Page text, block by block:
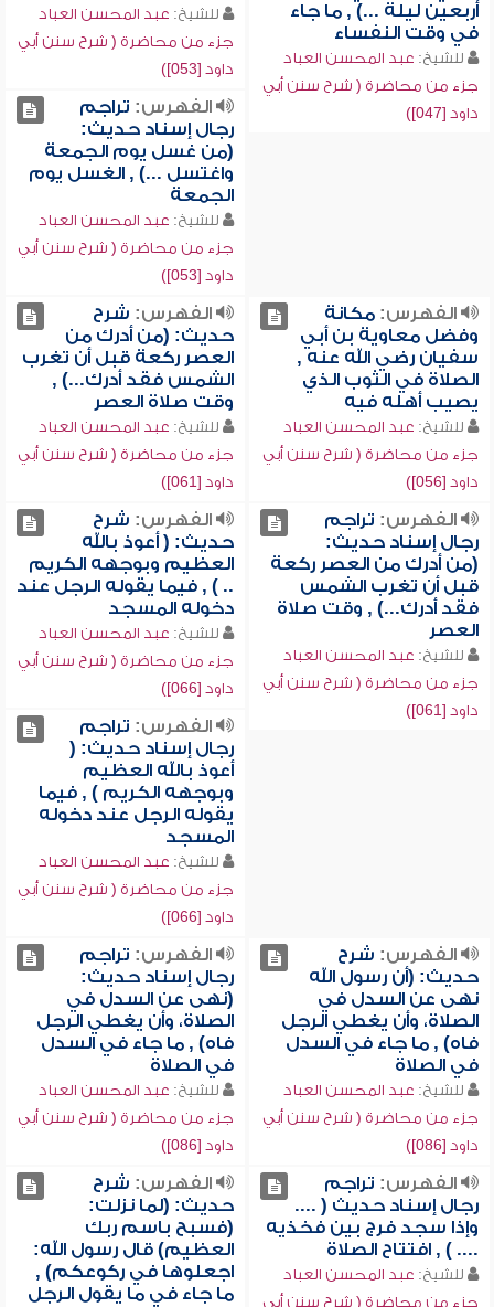
أربعين ليلة ...) , ما جاء
في وقت النفساء
للشيخ: عبد المحسن العباد
جزء من محاضرة ( شرح سنن أبي
داود [047])
للشيخ: عبد المحسن العباد
جزء من محاضرة ( شرح سنن أبي
داود [053])
الفهرس: تراجم
رجال إسناد حديث:
(من غسل يوم الجمعة
واغتسل ...) , الغسل يوم
الجمعة
للشيخ: عبد المحسن العباد
جزء من محاضرة ( شرح سنن أبي
داود [053])
الفهرس:مكانة
وفضل معاوية بن أبي
سفيان رضي الله عنه ,
الصلاة في الثوب الذي
يصيب أهله فيه
للشيخ: عبد المحسن العباد
جزء من محاضرة ( شرح سنن أبي
داود [056])
الفهرس: شرح
حديث: (من أدرك من
العصر ركعة قبل أن تغرب
الشمس فقد أدرك...) ,
وقت صلاة العصر
للشيخ: عبد المحسن العباد
جزء من محاضرة ( شرح سنن أبي
داود [061])
الفهرس: تراجم
رجال إسناد حديث:
(من أدرك من العصر ركعة
قبل أن تغرب الشمس
فقد أدرك...) , وقت صلاة
العصر
للشيخ: عبد المحسن العباد
جزء من محاضرة ( شرح سنن أبي
داود [061])
الفهرس: شرح
حديث: ( أعوذ بالله
العظيم وبوجهه الكريم
.. ) , فيما يقوله الرجل عند
دخوله المسجد
للشيخ: عبد المحسن العباد
جزء من محاضرة ( شرح سنن أبي
داود [066])
الفهرس: تراجم
رجال إسناد حديث: (
أعوذ بالله العظيم
وبوجهه الكريم ) , فيما
يقوله الرجل عند دخوله
المسجد
للشيخ: عبد المحسن العباد
جزء من محاضرة ( شرح سنن أبي
داود [066])
الفهرس: شرح
حديث: (أن رسول الله
نهى عن السدل في
الصلاة، وأن يغطي الرجل
فاه) , ما جاء في السدل
في الصلاة
للشيخ: عبد المحسن العباد
جزء من محاضرة ( شرح سنن أبي
داود [086])
الفهرس: تراجم
رجال إسناد حديث:
(نهى عن السدل في
الصلاة، وأن يغطي الرجل
فاه) , ما جاء في السدل
في الصلاة
للشيخ: عبد المحسن العباد
جزء من محاضرة ( شرح سنن أبي
داود [086])
الفهرس: تراجم
رجال إسناد حديث ( ....
وإذا سجد فرج بين فخذيه
.... ) , افتتاح الصلاة
للشيخ: عبد المحسن العباد
جزء من محاضرة ( شرح سنن أبي
الفهرس: شرح
حديث: (لما نزلت:
(فسبح باسم ربك
العظيم) قال رسول الله:
اجعلوها في ركوعكم) ,
ما جاء في ما يقول الرجل